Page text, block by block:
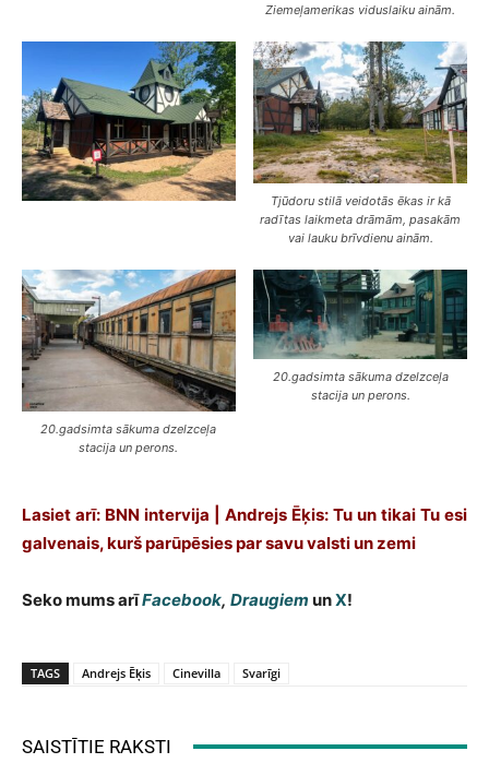
Ziemeļamerikas viduslaiku ainām.
Tjūdoru stilā veidotās ēkas ir kā
radītas laikmeta drāmām, pasakām
vai lauku brīvdienu ainām.
20.gadsimta sākuma dzelzceļa
stacija un perons.
20.gadsimta sākuma dzelzceļa
stacija un perons.
Lasiet arī: BNN intervija | Andrejs Ēķis: Tu un tikai Tu esi
galvenais, kurš parūpēsies par savu valsti un zemi
Seko mums arīFacebook, Draugiem unX!
TAGS Andrejs Ēķis Cinevilla Svarīgi
SAISTĪTIE RAKSTI